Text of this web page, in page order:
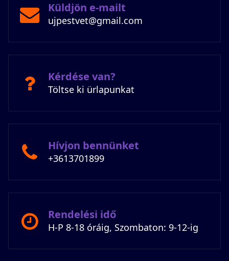
Küldjön e-mailt
ujpestvet@gmail.com
Kérdése van?
Töltse ki ürlapunkat
Hívjon bennünket
+3613701899
Rendelési idő
H-P 8-18 óráig, Szombaton: 9-12-ig